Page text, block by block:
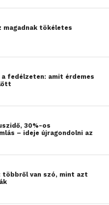
telik meg
mint az
Ennek
nyáron
vagy
magadnak tökéletes
fedélzeten: amit érdemes
30%-os
– ideje újragondolni az
van szó, mint azt